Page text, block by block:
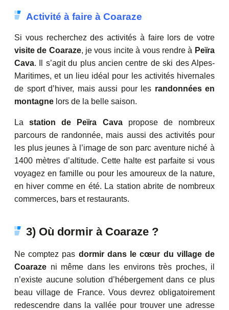
Activité à faire à Coaraze
Si vous recherchez des activités à faire lors de votre
visite de Coaraze, je vous incite à vous rendre à Peïra
Cava. Il s’agit du plus ancien centre de ski des Alpes-
Maritimes, et un lieu idéal pour les activités hivernales
de sport d’hiver, mais aussi pour les randonnées en
montagne lors de la belle saison.
La station de Peïra Cavapropose de nombreux
parcours de randonnée, mais aussi des activités pour
les plus jeunes à l’image de son parc aventure niché à
1400 mètres d’altitude. Cette halte est parfaite si vous
voyagez en famille ou pour les amoureux de la nature,
en hiver comme en été. La station abrite de nombreux
commerces, bars et restaurants.
3) Où dormir à Coaraze ?
Ne comptez pas dormir dans le cœur du village de
Coaraze ni même dans les environs très proches, il
n’existe aucune solution d’hébergement dans ce plus
beau village de France. Vous devrez obligatoirement
redescendre dans la vallée pour trouver une adresse